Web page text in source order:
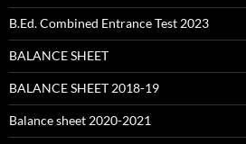
B.Ed. Combined Entrance Test 2023
BALANCE SHEET
BALANCE SHEET 2018-19
Balance sheet 2020-2021